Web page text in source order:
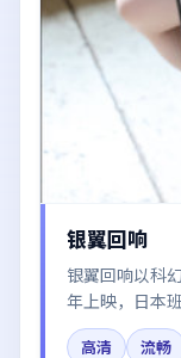
银翼回响
银翼回响以科
年上映，日本
战在片中呈现
高清
流畅